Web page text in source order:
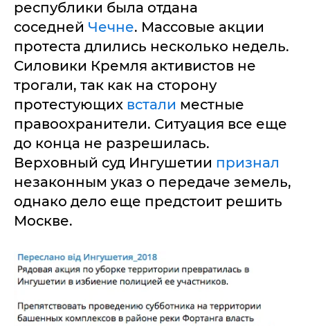
республики была отдана
соседней Чечне. Массовые акции
протеста длились несколько недель.
Силовики Кремля активистов не
трогали, так как на сторону
протестующих встали местные
правоохранители. Ситуация все еще
до конца не разрешилась.
Верховный суд Ингушетии признал
незаконным указ о передаче земель,
однако дело еще предстоит решить
Москве.